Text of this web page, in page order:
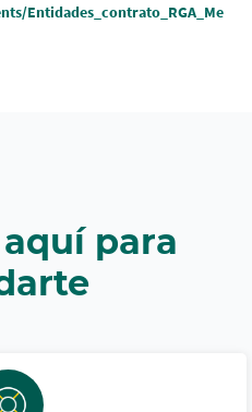
Entidades_contrato_RGA_Me
para